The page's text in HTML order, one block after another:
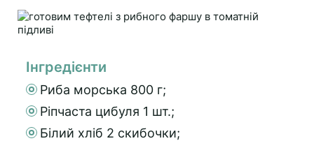
Інгредієнти
Риба морська 800 г;
Ріпчаста цибуля 1 шт.;
Білий хліб 2 скибочки;